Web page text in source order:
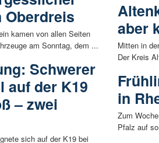
Oberdreis
kamen von allen Seiten
am Sonntag, dem ...
Schwerer
auf der K19
– zwei
sich auf der K19 bei
aber
Mitten in
Der Kreis
in
Zum
Pfalz auf